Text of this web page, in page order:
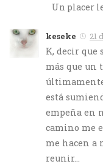
Un placer
keseke 21
K, decir que
más que un
está
empeña en
camino me
me hacen a
reunir…